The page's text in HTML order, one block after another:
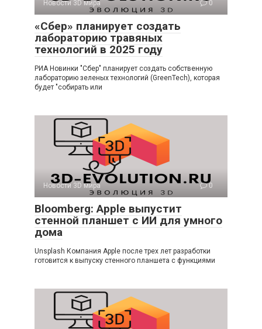
Новости 3D мира 0
«Сбер» планирует создать
лабораторию травяных
технологий в 2025 году
РИА Новинки "Сбер" планирует создать собственную
лабораторию зеленых технологий (GreenTech), которая
будет "собирать или
Новости 3D мира 0
Bloomberg: Apple выпустит
стенной планшет с ИИ для умного
дома
Unsplash Компания Apple после трех лет разработки
готовится к выпуску стенного планшета с функциями